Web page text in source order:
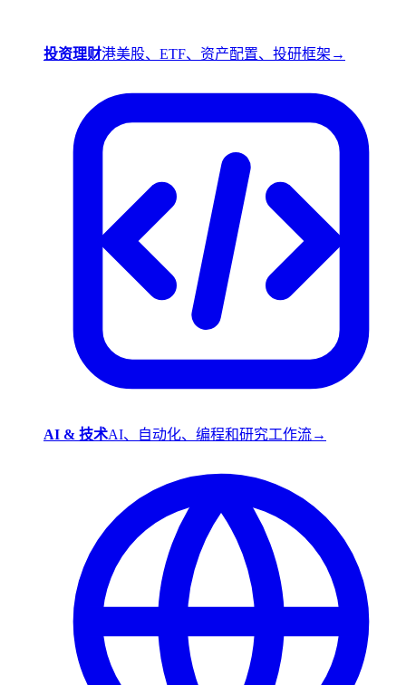
投资理财港美股、ETF、资产配置、投研框架 →
AI & 技术AI、自动化、编程和研究工作流→